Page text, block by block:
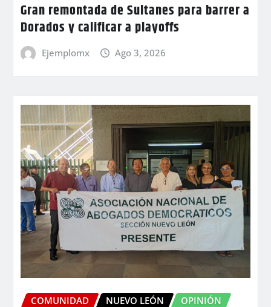
Gran remontada de Sultanes para barrer a
Dorados y calificar a playoffs
Ejemplomx Ago 3, 2026
COMUNIDAD NUEVO LEÓN OPINIÓN